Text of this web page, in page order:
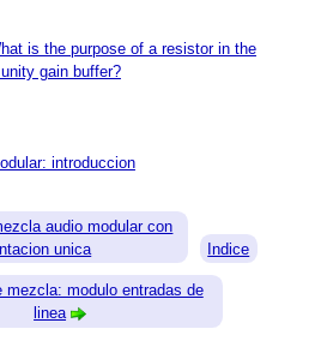
is the purpose of a resistor in the
gain buffer?
introduccion
audio modular con
unica
Indice
mezcla: modulo entradas de
linea